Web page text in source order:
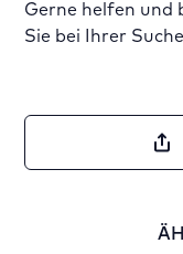
Gerne helfen und
Sie bei Ihrer